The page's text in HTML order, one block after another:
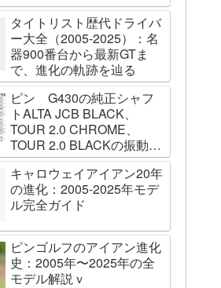
タイトリスト歴代ドライバ
ー大全（2005-2025）：名
器900番台から最新GTま
で、進化の軌跡を辿る
ピン G430の純正シャフ
トALTA JCB BLACK、
TOUR 2.0 CHROME、
TOUR 2.0 BLACKの振動数
を測ってみました
キャロウェイアイアン20年
の進化：2005-2025年モデ
ル完全ガイド
ピンゴルフのアイアン進化
史：2005年〜2025年の全
モデル解説ｖ